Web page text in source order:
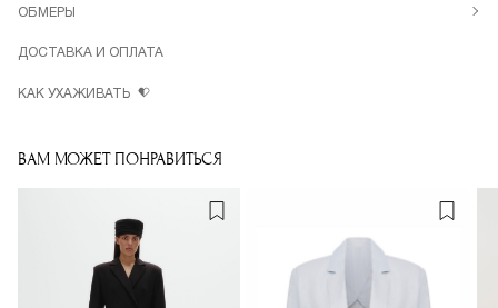
ОБМЕРЫ
ДОСТАВКА И ОПЛАТА
КАК УХАЖИВАТЬ
ВАМ МОЖЕТ ПОНРАВИТЬСЯ